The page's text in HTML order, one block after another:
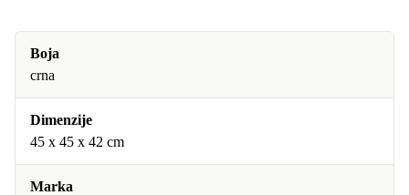
Boja
crna
Dimenzije
45 x 45 x 42 cm
Marka